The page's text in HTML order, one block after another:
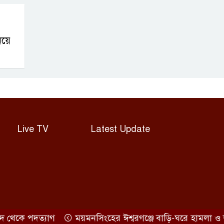
Live TV Latest Update
পদত্যাগ ময়মনসিংহের ঈশ্বরগঞ্জে বাড়ি-ঘরে হামলা ও